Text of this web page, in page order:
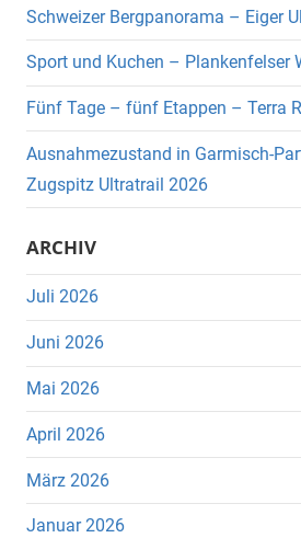
Schweizer Bergpanorama – Eiger
Sport und Kuchen – Plankenfelser
Fünf Tage – fünf Etappen – Terra
Ausnahmezustand in Garmisch-
Zugspitz Ultratrail 2026
ARCHIV
Juli 2026
Juni 2026
Mai 2026
April 2026
März 2026
Januar 2026